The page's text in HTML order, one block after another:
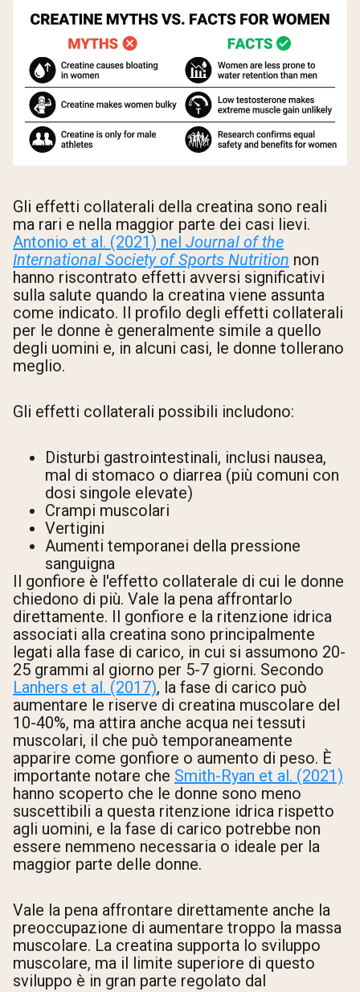
Gli effetti collaterali della creatina sono reali
ma rari e nella maggior parte dei casi lievi.
Antonio et al. (2021) nel Journal of the
International Society of Sports Nutrition non
hanno riscontrato effetti avversi significativi
sulla salute quando la creatina viene assunta
come indicato. Il profilo degli effetti collaterali
per le donne è generalmente simile a quello
degli uomini e, in alcuni casi, le donne tollerano
meglio.
Gli effetti collaterali possibili includono:
Disturbi gastrointestinali, inclusi nausea,
mal di stomaco o diarrea (più comuni con
dosi singole elevate)
Crampi muscolari
Vertigini
Aumenti temporanei della pressione
sanguigna
Il gonfiore è l'effetto collaterale di cui le donne
chiedono di più. Vale la pena affrontarlo
direttamente. Il gonfiore e la ritenzione idrica
associati alla creatina sono principalmente
legati alla fase di carico, in cui si assumono 20-
25 grammi al giorno per 5-7 giorni. Secondo
Lanhers et al. (2017), la fase di carico può
aumentare le riserve di creatina muscolare del
10-40%, ma attira anche acqua nei tessuti
muscolari, il che può temporaneamente
apparire come gonfiore o aumento di peso. È
importante notare che Smith-Ryan et al. (2021)
hanno scoperto che le donne sono meno
suscettibili a questa ritenzione idrica rispetto
agli uomini, e la fase di carico potrebbe non
essere nemmeno necessaria o ideale per la
maggior parte delle donne.
Vale la pena affrontare direttamente anche la
preoccupazione di aumentare troppo la massa
muscolare. La creatina supporta lo sviluppo
muscolare, ma il limite superiore di questo
sviluppo è in gran parte regolato dal